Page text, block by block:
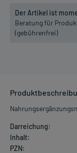
Der Artikel ist
Beratung für
(gebührenfrei)
Darreichung:
Inhalt:
PZN: